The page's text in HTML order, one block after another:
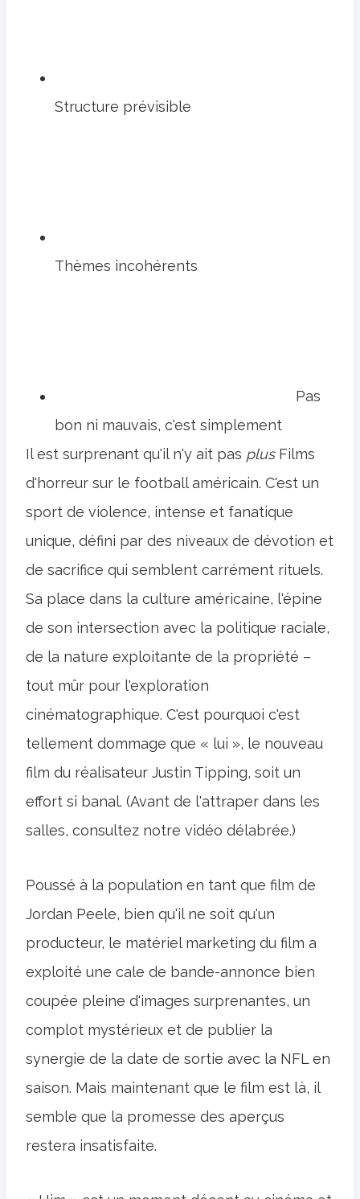
Structure prévisible
Thèmes incohérents
Pas
bon ni mauvais, c'est simplement
Il est surprenant qu'il n'y ait pas plusFilms
d'horreur sur le football américain. C'est un
sport de violence, intense et fanatique
unique, défini par des niveaux de dévotion et
de sacrifice qui semblent carrément rituels.
Sa place dans la culture américaine, l'épine
de son intersection avec la politique raciale,
de la nature exploitante de la propriété –
tout mûr pour l'exploration
cinématographique. C'est pourquoi c'est
tellement dommage que « lui », le nouveau
film du réalisateur Justin Tipping, soit un
effort si banal. (Avant de l'attraper dans les
salles, consultez notre vidéo délabrée.)
Poussé à la population en tant que film de
Jordan Peele, bien qu'il ne soit qu'un
producteur, le matériel marketing du film a
exploité une cale de bande-annonce bien
coupée pleine d'images surprenantes, un
complot mystérieux et de publier la
synergie de la date de sortie avec la NFL en
saison. Mais maintenant que le film est là, il
semble que la promesse des aperçus
restera insatisfaite.